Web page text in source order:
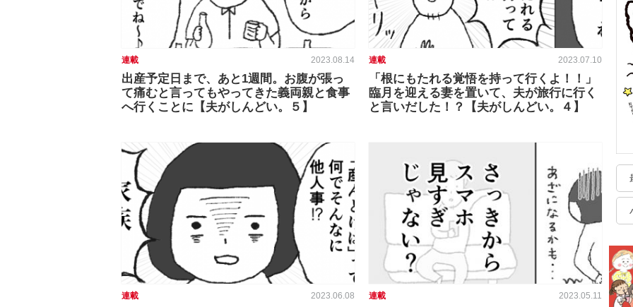
連載 2023.08.14
出産予定日まで、あと1週間。お腹が張っ
て痛むと言ってもやってきた義両親と食事
へ行くことに【夫がしんどい。５】
連載 2023.07.10
「根にもたれる覚悟を持って行くよ！！」
臨月を迎える妻を置いて、夫が旅行に行く
と言いだした！？【夫がしんどい。４】
連載 2023.06.08 連載 2023.05.11